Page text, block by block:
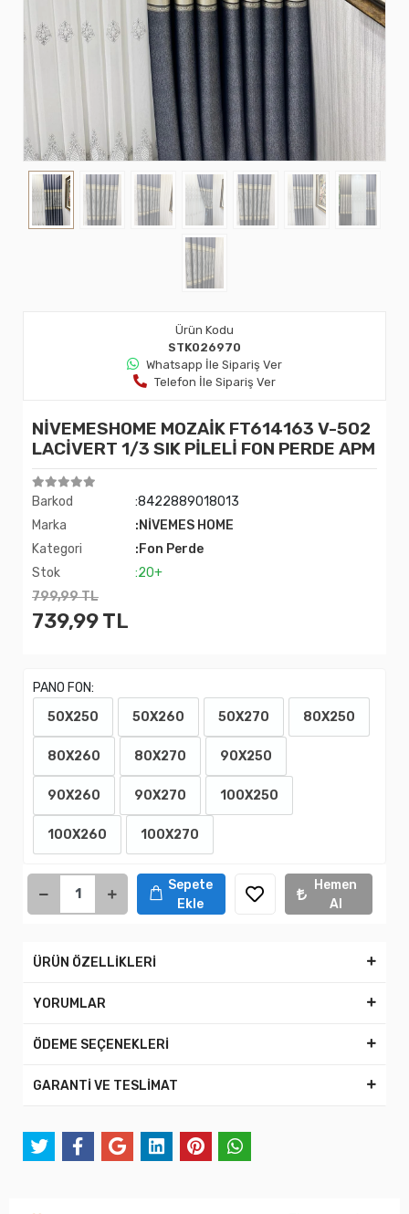
Ürün Kodu
STK026970
Whatsapp İle Sipariş Ver
Telefon İle Sipariş Ver
NİVEMESHOME MOZAİK FT614163 V-502
LACİVERT 1/3 SIK PİLELİ FON PERDE APM
Barkod
:8422889018013
Marka
:NİVEMES HOME
Kategori
:Fon Perde
Stok
:20+
799,99 TL
739,99 TL
PANO FON:
50X250
50X260 50X270 80X250
80X260 80X270 90X250
90X260 90X270 100X250
100X260 100X270
Sepete
Ekle
Hemen
Al
ÜRÜN ÖZELLİKLERİ
YORUMLAR
ÖDEME SEÇENEKLERİ
GARANTİ VE TESLİMAT